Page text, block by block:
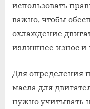
использовать
важно, чтобы
охлаждение
излишнее износ и
Для определения
масла для
нужно учитывать